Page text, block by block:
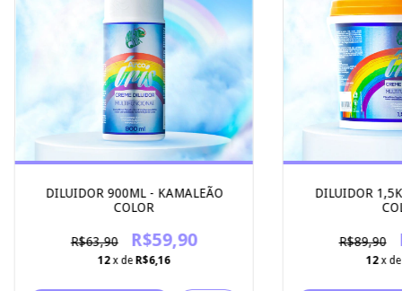
DILUIDOR 900ML - KAMALEÃO
COLOR
R$63,90 R$59,90
12 x de R$6,16
DILUIDOR
R$89,90
12 x